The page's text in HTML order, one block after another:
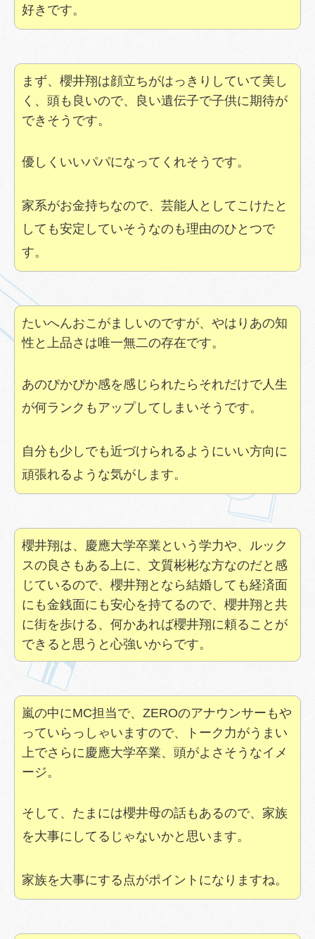
好きです。
まず、櫻井翔は顔立ちがはっきりしていて美し
く、頭も良いので、良い遺伝子で子供に期待が
できそうです。
優しくいいパパになってくれそうです。
家系がお金持ちなので、芸能人としてこけたと
しても安定していそうなのも理由のひとつで
す。
たいへんおこがましいのですが、やはりあの知
性と上品さは唯一無二の存在です。
あのぴかぴか感を感じられたらそれだけで人生
が何ランクもアップしてしまいそうです。
自分も少しでも近づけられるようにいい方向に
頑張れるような気がします。
櫻井翔は、慶應大学卒業という学力や、ルック
スの良さもある上に、文質彬彬な方なのだと感
じているので、櫻井翔となら結婚しても経済面
にも金銭面にも安心を持てるので、櫻井翔と共
に街を歩ける、何かあれば櫻井翔に頼ることが
できると思うと心強いからです。
嵐の中にMC担当で、ZEROのアナウンサーもや
っていらっしゃいますので、トーク力がうまい
上でさらに慶應大学卒業、頭がよさそうなイメ
ージ。
そして、たまには櫻井母の話もあるので、家族
を大事にしてるじゃないかと思います。
家族を大事にする点がポイントになりますね。